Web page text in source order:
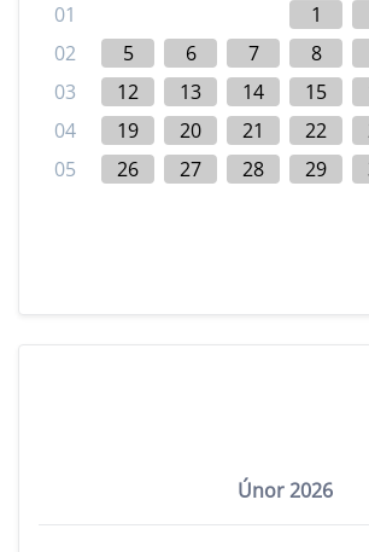
01
1
02
5 6 7 8
03
12 13 14 15
04
19 20 21 22
05
26 27 28 29
Únor 2026